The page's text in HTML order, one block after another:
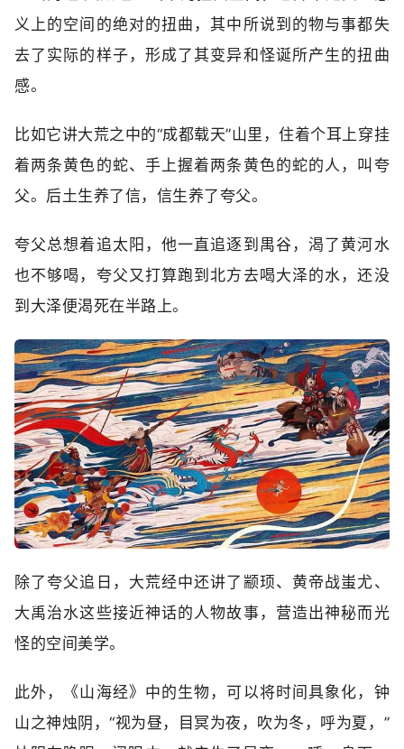
义上的空间的绝对的扭曲，其中所说到的物与事都失
去了实际的样子，形成了其变异和怪诞所产生的扭曲
感。
比如它讲大荒之中的“成都载天”山里，住着个耳上穿挂
着两条黄色的蛇、手上握着两条黄色的蛇的人，叫夸
父。后土生养了信，信生养了夸父。
夸父总想着追太阳，他一直追逐到禺谷，渴了黄河水
也不够喝，夸父又打算跑到北方去喝大泽的水，还没
到大泽便渴死在半路上。
除了夸父追日，大荒经中还讲了颛顼、黄帝战蚩尤、
大禹治水这些接近神话的人物故事，营造出神秘而光
怪的空间美学。
此外，《山海经》中的生物，可以将时间具象化， 钟
山之神烛阴，“视为昼，目冥为夜，吹为冬，呼为夏，”